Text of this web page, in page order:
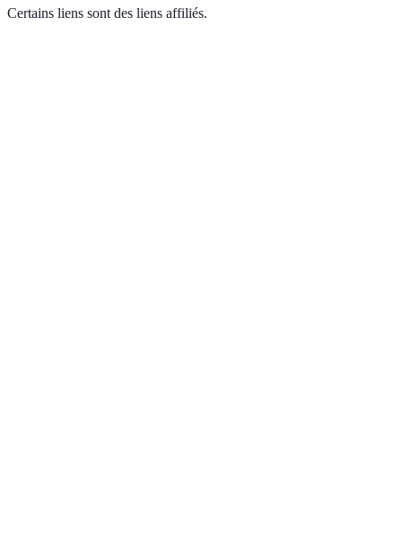
Certains liens sont des liens affiliés.